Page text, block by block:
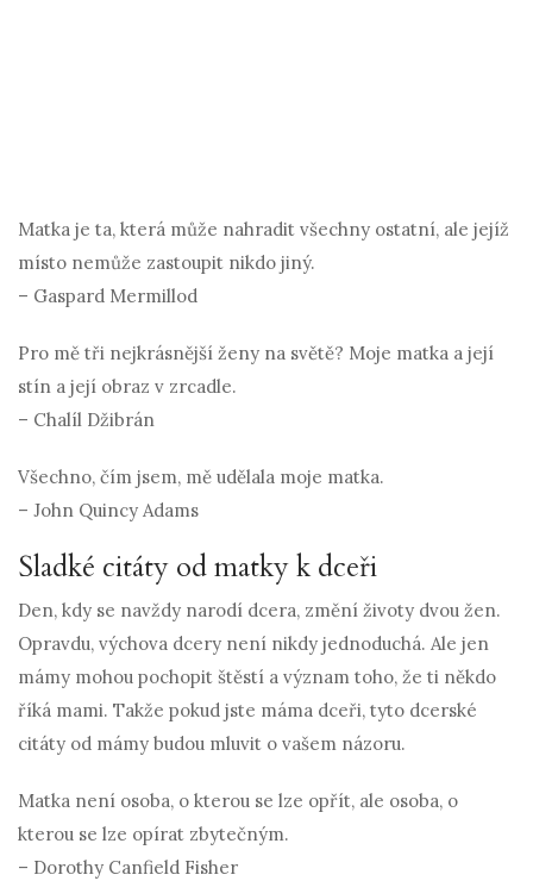
Matka je ta, která může nahradit všechny ostatní, ale jejíž
místo nemůže zastoupit nikdo jiný.
– Gaspard Mermillod
Pro mě tři nejkrásnější ženy na světě? Moje matka a její
stín a její obraz v zrcadle.
– Chalíl Džibrán
Všechno, čím jsem, mě udělala moje matka.
– John Quincy Adams
Sladké citáty od matky k dceři
Den, kdy se navždy narodí dcera, změní životy dvou žen.
Opravdu, výchova dcery není nikdy jednoduchá. Ale jen
mámy mohou pochopit štěstí a význam toho, že ti někdo
říká mami. Takže pokud jste máma dceři, tyto dcerské
citáty od mámy budou mluvit o vašem názoru.
Matka není osoba, o kterou se lze opřít, ale osoba, o
kterou se lze opírat zbytečným.
– Dorothy Canfield Fisher